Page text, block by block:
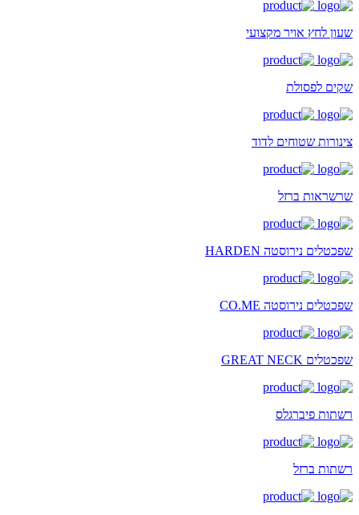
שעון לחץ אויר מקצועי
שקים לפסולת
צינורות שטוחים לדוד
שרשראות ברזל
שפכטלים נירוסטה HARDEN
שפכטלים נירוסטה CO.ME
שפכטלים GREAT NECK
רשתות פיברגלס
רשתות ברזל